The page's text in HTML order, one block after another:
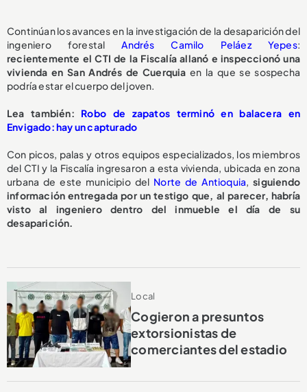
Continúan los avances en la investigación de la desaparición del
ingeniero forestalAndrés Camilo Peláez Yepes:
recientemente el CTI de la Fiscalía allanó e inspeccionó una
vivienda en San Andrés de Cuerquia en la que se sospecha
podría estar el cuerpo del joven.
Lea también: Robo de zapatos terminó en balacera en
Envigado: hay un capturado
Con picos, palas y otros equipos especializados, los miembros
del CTI y la Fiscalía ingresaron a esta vivienda, ubicada en zona
urbana de este municipio del Norte de Antioquia, siguiendo
información entregada por un testigo que, al parecer, habría
visto al ingeniero dentro del inmueble el día de su
desaparición.
Local
Cogieron a presuntos
extorsionistas de
comerciantes del estadio